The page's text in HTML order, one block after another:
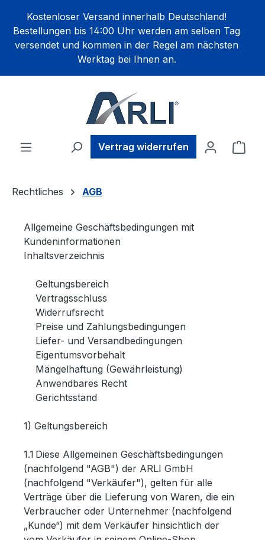
springen
Kostenloser Versand innerhalb Deutschland!
Bestellungen bis 14:00 Uhr werden am selben Tag
versendet und kommen in der Regel am nächsten
Werktag bei Ihnen an.
Vertrag widerrufen
Rechtliches AGB
Allgemeine Geschäftsbedingungen mit
Kundeninformationen
Inhaltsverzeichnis
Geltungsbereich
Vertragsschluss
Widerrufsrecht
Preise und Zahlungsbedingungen
Liefer- und Versandbedingungen
Eigentumsvorbehalt
Mängelhaftung (Gewährleistung)
Anwendbares Recht
Gerichtsstand
1) Geltungsbereich
1.1 Diese Allgemeinen Geschäftsbedingungen
(nachfolgend "AGB") der ARLI GmbH
(nachfolgend "Verkäufer"), gelten für alle
Verträge über die Lieferung von Waren, die ein
Verbraucher oder Unternehmer (nachfolgend
„Kunde“) mit dem Verkäufer hinsichtlich der